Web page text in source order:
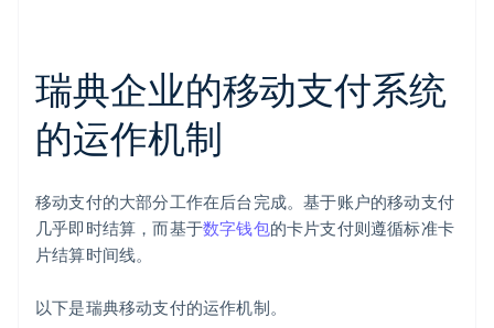
瑞典企业的移动支付系统
的运作机制
移动支付的大部分工作在后台完成。基于账户的移动支付
几乎即时结算，而基于数字钱包的卡片支付则遵循标准卡
片结算时间线。
以下是瑞典移动支付的运作机制。